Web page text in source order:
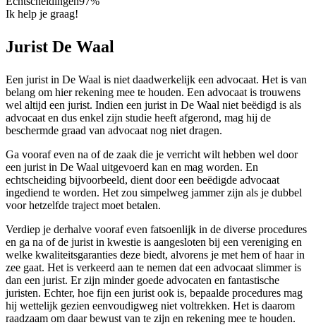
Ik help je graag!
Jurist De Waal
Een jurist in De Waal is niet daadwerkelijk een advocaat. Het is van
belang om hier rekening mee te houden. Een advocaat is trouwens
wel altijd een jurist. Indien een jurist in De Waal niet beëdigd is als
advocaat en dus enkel zijn studie heeft afgerond, mag hij de
beschermde graad van advocaat nog niet dragen.
Ga vooraf even na of de zaak die je verricht wilt hebben wel door
een jurist in De Waal uitgevoerd kan en mag worden. En
echtscheiding bijvoorbeeld, dient door een beëdigde advocaat
ingediend te worden. Het zou simpelweg jammer zijn als je dubbel
voor hetzelfde traject moet betalen.
Verdiep je derhalve vooraf even fatsoenlijk in de diverse procedures
en ga na of de jurist in kwestie is aangesloten bij een vereniging en
welke kwaliteitsgaranties deze biedt, alvorens je met hem of haar in
zee gaat. Het is verkeerd aan te nemen dat een advocaat slimmer is
dan een jurist. Er zijn minder goede advocaten en fantastische
juristen. Echter, hoe fijn een jurist ook is, bepaalde procedures mag
hij wettelijk gezien eenvoudigweg niet voltrekken. Het is daarom
raadzaam om daar bewust van te zijn en rekening mee te houden.